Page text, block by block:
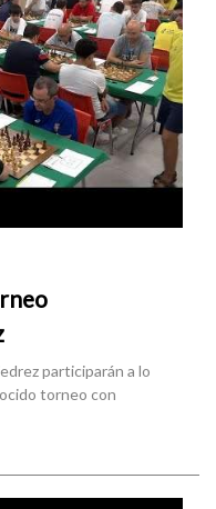
participarán a lo
torneo con